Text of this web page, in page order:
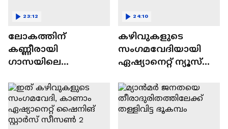
ലോകത്തിന്
കണ്ണീരായി
ഗാസയിലെ
കുഞ്ഞുങ്ങൾ
23:12
കഴിവുകളുടെ
സംഗമവേദിയായി
ഏഷ്യാനെറ്റ് ന്യൂസ്
സീസൺ 2
24:10